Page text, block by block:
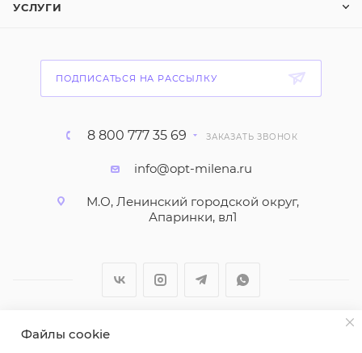
УСЛУГИ
ПОДПИСАТЬСЯ НА РАССЫЛКУ
8 800 777 35 69 ЗАКАЗАТЬ ЗВОНОК
info@opt-milena.ru
М.О, Ленинский городской округ,
Апаринки, вл1
2026 © ООО "Вайт Текстиль групп"
Файлы cookie